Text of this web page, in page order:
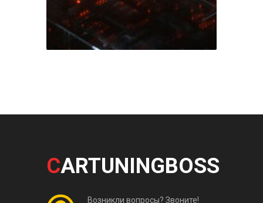
CARTUNINGBOSS
Возникли вопросы? Звоните!